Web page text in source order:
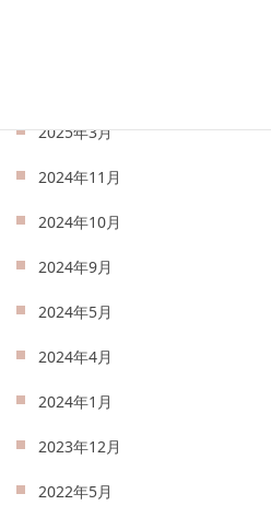
2025年3月
2024年11月
2024年10月
2024年9月
2024年5月
2024年4月
2024年1月
2023年12月
2022年5月